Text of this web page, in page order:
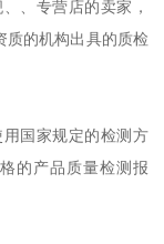
、专营店的卖家，
质的机构出具的质检
国家规定的检测方
的产品质量检测报